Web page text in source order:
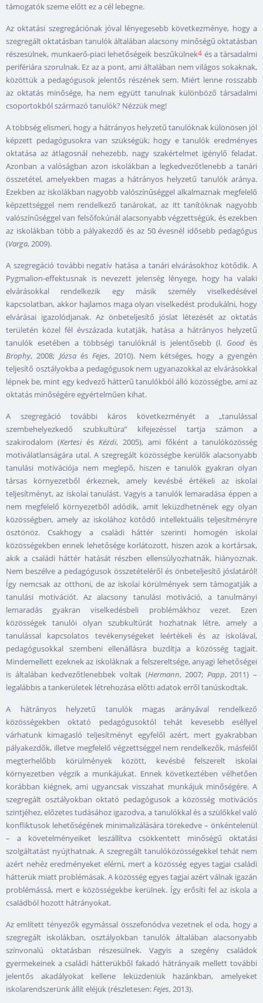
támogatók szeme előtt ez a cél lebegne.
Az oktatási szegregációnak jóval lényegesebb következménye, hogy a
szegregált oktatásban tanulók általában alacsony minőségű oktatásban
részesülnek, munkaerő-piaci lehetőségeik beszűkülnek4 és a társadalmi
perifériára szorulnak. Ez az a pont, ami általában nem világos sokaknak,
közöttük a pedagógusok jelentős részének sem. Miért lenne rosszabb
az oktatás minősége, ha nem együtt tanulnak különböző társadalmi
csoportokból származó tanulók? Nézzük meg!
A többség elismeri, hogy a hátrányos helyzetű tanulóknak különösen jól
képzett pedagógusokra van szükségük; hogy e tanulók eredményes
oktatása az átlagosnál nehezebb, nagy szakértelmet igénylő feladat.
Azonban a valóságban azon iskolákban a legkedvezőtlenebb a tanári
összetétel, amelyekben magas a hátrányos helyzetű tanulók aránya.
Ezekben az iskolákban nagyobb valószínűséggel alkalmaznak megfelelő
képzettséggel nem rendelkező tanárokat, az itt tanítóknak nagyobb
valószínűséggel van felsőfokúnál alacsonyabb végzettségük, és ezekben
az iskolákban több a pályakezdő és az 50 évesnél idősebb pedagógus
(Varga, 2009).
A szegregáció további negatív hatása a tanári elvárásokhoz kötődik. A
Pygmalion-effektusnak is nevezett jelenség lényege, hogy ha valaki
elvárásokkal rendelkezik egy másik személy viselkedésével
kapcsolatban, akkor hajlamos maga olyan viselkedést produkálni, hogy
elvárásai igazolódjanak. Az önbeteljesítő jóslat létezését az oktatás
területén közel fél évszázada kutatják, hatása a hátrányos helyzetű
tanulók esetében a többségi tanulóknál is jelentősebb (l. Goodés
Brophy, 2008; Józsa ésFejes, 2010). Nem kétséges, hogy a gyengén
teljesítő osztályokba a pedagógusok nem ugyanazokkal az elvárásokkal
lépnek be, mint egy kedvező hátterű tanulókból álló közösségbe, ami az
oktatás minőségére egyértelműen kihat.
A szegregáció további káros következményét a „tanulással
szembehelyezkedő szubkultúra” kifejezéssel tartja számon a
szakirodalom (Kertesi és Kézdi, 2005), ami főként a tanulóközösség
motiválatlanságára utal. A szegregált közösségbe kerülők alacsonyabb
tanulási motivációja nem meglepő, hiszen e tanulók gyakran olyan
társas környezetből érkeznek, amely kevésbé értékeli az iskolai
teljesítményt, az iskolai tanulást. Vagyis a tanulók lemaradása éppen a
nem megfelelő környezetből adódik, amit leküzdhetnének egy olyan
közösségben, amely az iskolához kötődő intellektuális teljesítményre
ösztönöz. Csakhogy a családi háttér szerinti homogén iskolai
közösségekben ennek lehetősége korlátozott, hiszen azok a kortársak,
akik a családi háttér hatását részben ellensúlyozhatnák, hiányoznak.
Nem beszélve a pedagógusok összetételéről és önbeteljesítő jóslatáról!
Így nemcsak az otthoni, de az iskolai körülmények sem támogatják a
tanulási motivációt. Az alacsony tanulási motiváció, a tanulmányi
lemaradás gyakran viselkedésbeli problémákhoz vezet. Ezen
közösségek tanulói olyan szubkultúrát hozhatnak létre, amely a
tanulással kapcsolatos tevékenységeket leértékeli és az iskolával,
pedagógusokkal szembeni ellenállásra buzdítja a közösség tagjait.
Mindemellett ezeknek az iskoláknak a felszereltsége, anyagi lehetőségei
is általában kedvezőtlenebbek voltak (Hermann, 2007; Papp, 2011) –
legalábbis a tankerületek létrehozása előtti adatok erről tanúskodtak.
A hátrányos helyzetű tanulók magas arányával rendelkező
közösségekben oktató pedagógusoktól tehát kevesebb eséllyel
várhatunk kimagasló teljesítményt egyfelől azért, mert gyakrabban
pályakezdők, illetve megfelelő végzettséggel nem rendelkezők, másfelől
megterhelőbb körülmények között, kevésbé felszerelt iskolai
környezetben végzik a munkájukat. Ennek következtében vélhetően
korábban kiégnek, ami ugyancsak visszahat munkájuk minőségére. A
szegregált osztályokban oktató pedagógusok a közösség motivációs
szintjéhez, előzetes tudásához igazodva, a tanulókkal és a szülőkkel való
konfliktusok lehetőségének minimalizálására törekedve – önkéntelenül
– a követelményeiket leszállítva csökkentett minőségű oktatási
szolgáltatást nyújthatnak. A szegregált tanulóközösségekkel tehát nem
azért nehéz eredményeket elérni, mert a közösség egyes tagjai családi
hátterük miatt problémásak. A közösség egyes tagjai azért válnak igazán
problémássá, mert e közösségekbe kerülnek. Így erősíti fel az iskola a
családból hozott hátrányokat.
Az említett tényezők egymással összefonódva vezetnek el oda, hogy a
szegregált iskolákban, osztályokban tanulók általában alacsonyabb
színvonalú oktatásban részesülnek. Vagyis a szegény családok
gyermekeinek a családi hátterükből fakadó hátrányaik mellett további
jelentős akadályokat kellene leküzdeniük hazánkban, amelyeket
iskolarendszerünk állít eléjük (részletesen:Fejes, 2013).